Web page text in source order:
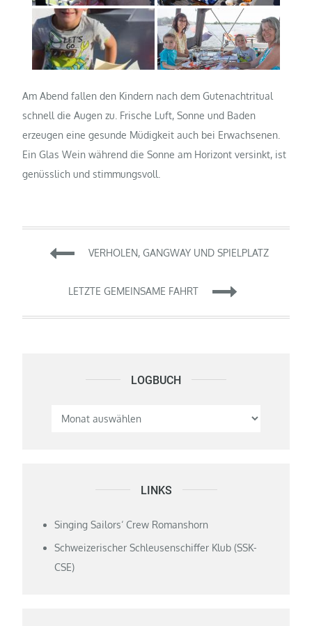
Am Abend fallen den Kindern nach dem Gutenachtritual
schnell die Augen zu. Frische Luft, Sonne und Baden
erzeugen eine gesunde Müdigkeit auch bei Erwachsenen.
Ein Glas Wein während die Sonne am Horizont versinkt, ist
genüsslich und stimmungsvoll.
Beitragsnavigation
VERHOLEN, GANGWAY UND SPIELPLATZ
LETZTE GEMEINSAME FAHRT
LOGBUCH Logbuch
LINKS
Singing Sailors‘ Crew Romanshorn
Schweizerischer Schleusenschiffer Klub (SSK-
CSE)